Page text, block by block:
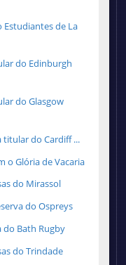
de La
do Edinburgh
do Glasgow
titular do Cardiff ...
o Glória de Vacaria
do Mirassol
do Ospreys
do Bath Rugby
do Trindade